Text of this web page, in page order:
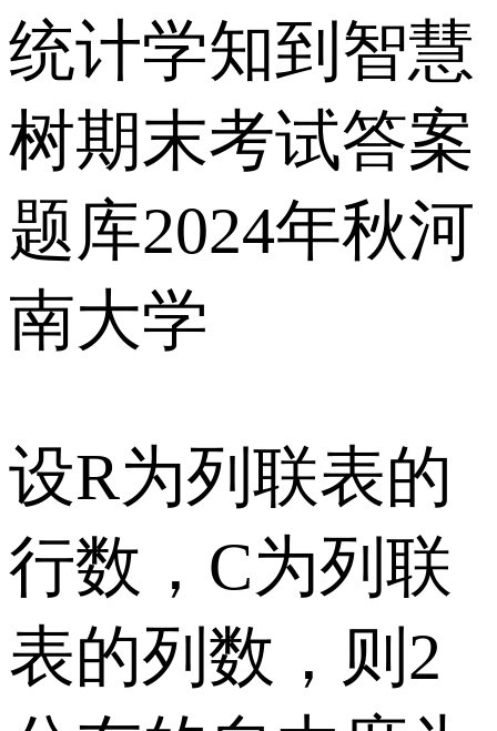
统计学知到智慧
树期末考试答案
题库2024年秋河
南大学
设R为列联表的
行数，C为列联
表的列数，则2